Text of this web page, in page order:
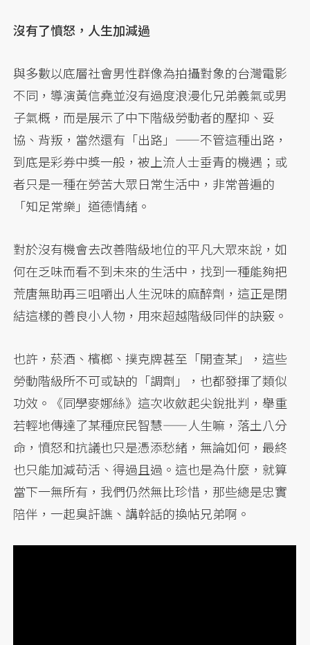
沒有了憤怒，人生加減過
與多數以底層社會男性群像為拍攝對象的台灣電影
不同，導演黃信堯並沒有過度浪漫化兄弟義氣或男
子氣概，而是展示了中下階級勞動者的壓抑、妥
協、背叛，當然還有「出路」——不管這種出路，
到底是彩券中獎一般，被上流人士垂青的機遇；或
者只是一種在勞苦大眾日常生活中，非常普遍的
「知足常樂」道德情緒。
對於沒有機會去改善階級地位的平凡大眾來說，如
何在乏味而看不到未來的生活中，找到一種能夠把
荒唐無助再三咀嚼出人生況味的麻醉劑，這正是閉
結這樣的善良小人物，用來超越階級同伴的訣竅。
也許，菸酒、檳榔、撲克牌甚至「開查某」，這些
勞動階級所不可或缺的「調劑」，也都發揮了類似
功效。《同學麥娜絲》這次收斂起尖銳批判，舉重
若輕地傳達了某種庶民智慧——人生嘛，落土八分
命，憤怒和抗議也只是憑添愁緒，無論如何，最終
也只能加減苟活、得過且過。這也是為什麼，就算
當下一無所有，我們仍然無比珍惜，那些總是忠實
陪伴，一起臭訐譙、講幹話的換帖兄弟啊。